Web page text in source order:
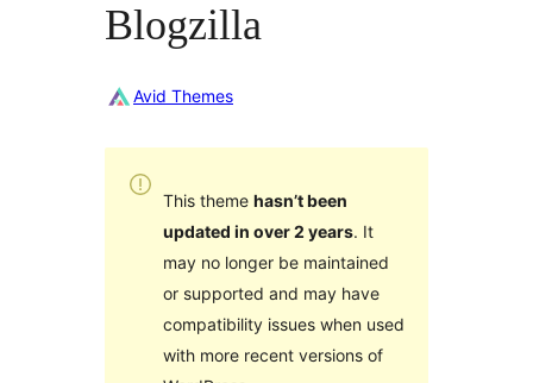
Blogzilla
Avid Themes
This theme hasn’t been
updated in over 2 years. It
may no longer be maintained
or supported and may have
compatibility issues when used
with more recent versions of